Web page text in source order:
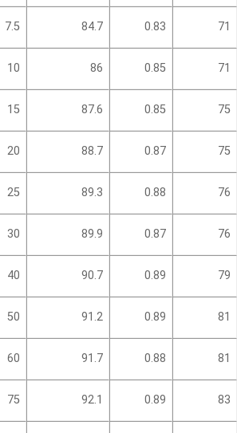
7.5 84.7 0.83 71
10 86 0.85 71
15 87.6 0.85 75
20 88.7 0.87 75
25 89.3 0.88 76
30 89.9 0.87 76
40 90.7 0.89 79
50 91.2 0.89 81
60 91.7 0.88 81
75 92.1 0.89 83